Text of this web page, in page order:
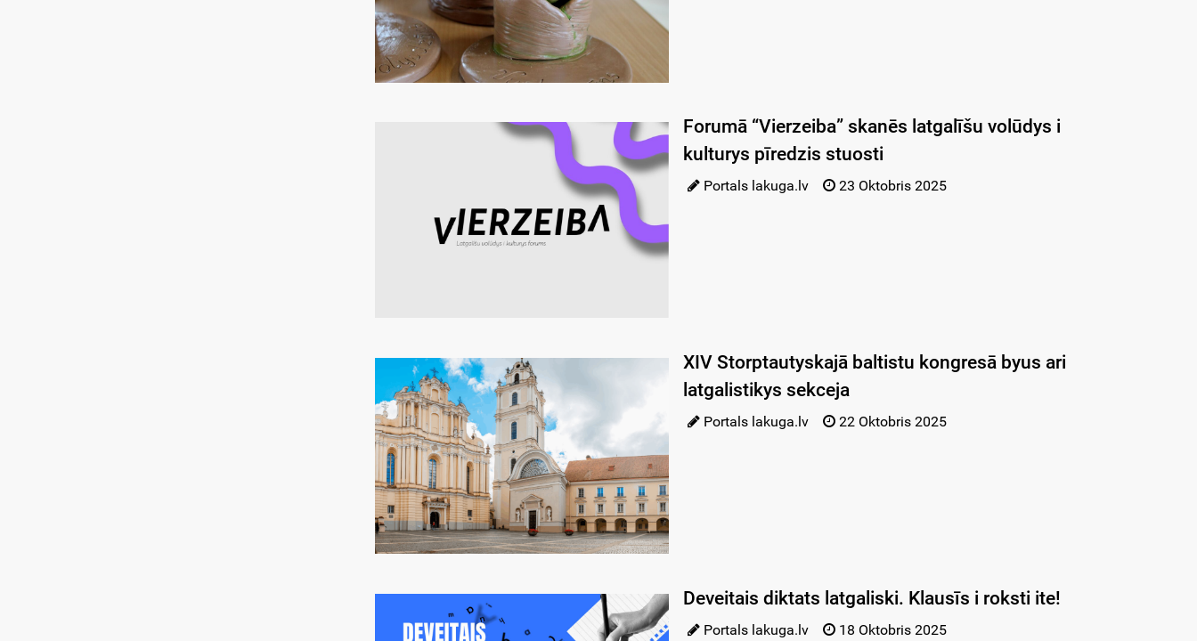
Forumā “Vierzeiba” skanēs latgalīšu volūdys i
kulturys pīredzis stuosti
Portals lakuga.lv 23 Oktobris 2025
XIV Storptautyskajā baltistu kongresā byus ari
latgalistikys sekceja
Portals lakuga.lv 22 Oktobris 2025
Deveitais diktats latgaliski. Klausīs i roksti ite!
Portals lakuga.lv 18 Oktobris 2025